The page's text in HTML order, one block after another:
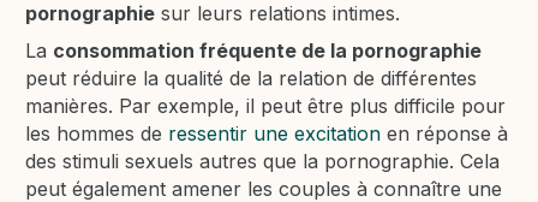
pornographie sur leurs relations intimes.
La consommation fréquente de la pornographie
peut réduire la qualité de la relation de différentes
manières. Par exemple, il peut être plus difficile pour
les hommes de ressentir une excitation en réponse à
des stimuli sexuels autres que la pornographie. Cela
peut également amener les couples à connaître une